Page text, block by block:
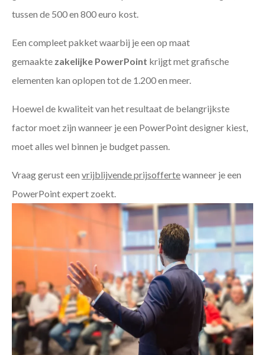
tussen de 500 en 800 euro kost.
Een compleet pakket waarbij je een op maat
gemaakte zakelijke PowerPoint krijgt met grafische
elementen kan oplopen tot de 1.200 en meer.
Hoewel de kwaliteit van het resultaat de belangrijkste
factor moet zijn wanneer je een PowerPoint designer kiest,
moet alles wel binnen je budget passen.
Vraag gerust een vrijblijvende prijsoffertewanneer je een
PowerPoint expert zoekt.